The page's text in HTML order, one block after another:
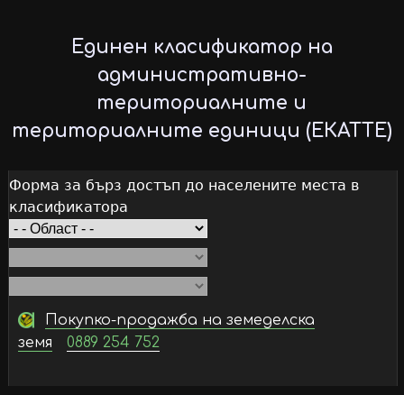
to
main
content
Единен класификатор на
административно-
териториалните и
териториалните единици (ЕКАТТЕ)
Форма за бърз достъп до населените места в
класификатора
Покупко-продажба на земеделска
земя
0889 254 752